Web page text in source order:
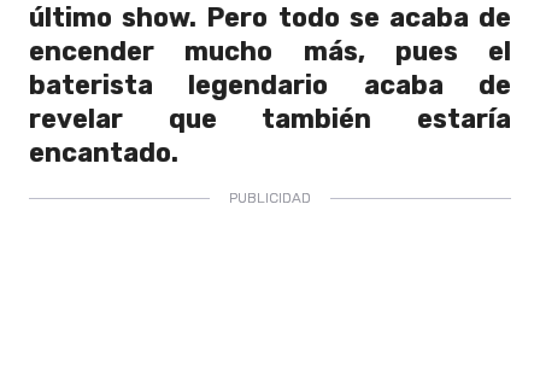
último show. Pero todo se acaba de
encender mucho más, pues el
baterista legendario acaba de
revelar que también estaría
encantado.